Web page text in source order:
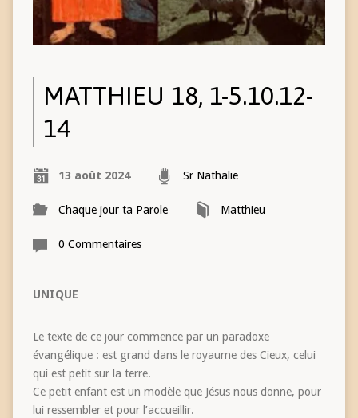
MATTHIEU 18, 1-5.10.12-
14
13 août 2024 Sr Nathalie
Chaque jour ta Parole Matthieu
0 Commentaires
UNIQUE
Le texte de ce jour commence par un paradoxe
évangélique : est grand dans le royaume des Cieux, celui
qui est petit sur la terre.
Ce petit enfant est un modèle que Jésus nous donne, pour
lui ressembler et pour l’accueillir.